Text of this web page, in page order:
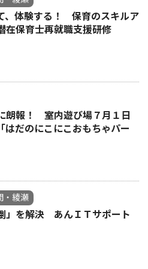
、体験する！ 保育のスキルア
保育士再就職支援研修
朗報！ 室内遊び場７月１日
だのにこにこおもちゃパー
・綾瀬
」を解決 あんＩＴサポート